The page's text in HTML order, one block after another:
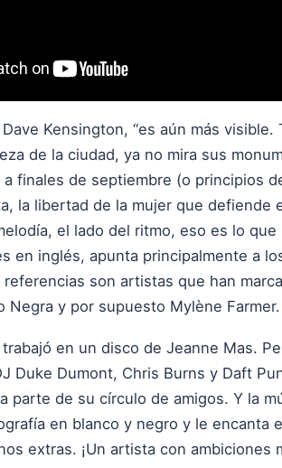
Dave Kensington, “es aún más
de la ciudad, ya no mira sus
finales de septiembre (o principios
la libertad de la mujer que defiende
el lado del ritmo, eso es lo
en inglés, apunta principalmente a
son artistas que han
Negra y por supuesto Mylène Farmer.
en un disco de Jeanne Mas.
Duke Dumont, Chris Burns y Daft
parte de su círculo de amigos. Y la
en blanco y negro y le encanta
extras. ¡Un artista con ambiciones